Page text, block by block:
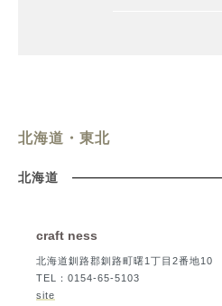
北海道・東北
北海道
craft ness
北海道釧路郡釧路町曙1丁目2番地10
TEL：0154-65-5103
site